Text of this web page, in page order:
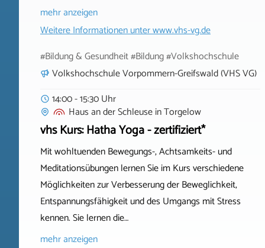
mehr anzeigen
Weitere Informationen unterwww.vhs-vg.de
#Bildung & Gesundheit #Bildung #Volkshochschule
Volkshochschule Vorpommern-Greifswald (VHS VG)
14:00 - 15:30 Uhr
Haus an der SchleuseinTorgelow
vhs Kurs: Hatha Yoga - zertifiziert*
Mit wohltuenden Bewegungs-, Achtsamkeits- und
Meditationsübungen lernen Sie im Kurs verschiedene
Möglichkeiten zur Verbesserung der Beweglichkeit,
Entspannungsfähigkeit und des Umgangs mit Stress
kennen. Sie lernen die…
mehr anzeigen